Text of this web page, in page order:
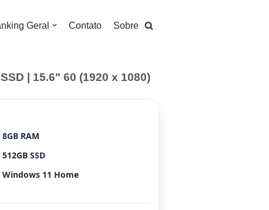
Geral Contato Sobre
| 15.6" 60 (1920 x 1080)
8GB RAM
512GB SSD
Windows 11 Home